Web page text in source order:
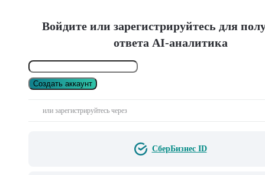
Войдите или зарегистрируйтесь для
ответа AI-аналитика
Создать аккаунт
или зарегистрируйтесь через
СберБизнес ID